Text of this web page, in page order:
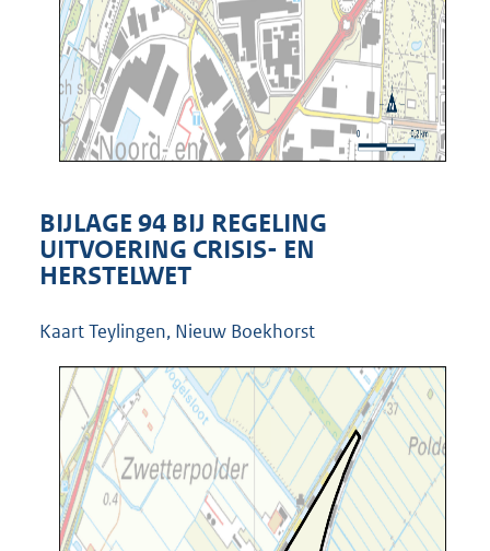
BIJLAGE 94 BIJ REGELING
UITVOERING CRISIS- EN
HERSTELWET
Kaart Teylingen, Nieuw Boekhorst